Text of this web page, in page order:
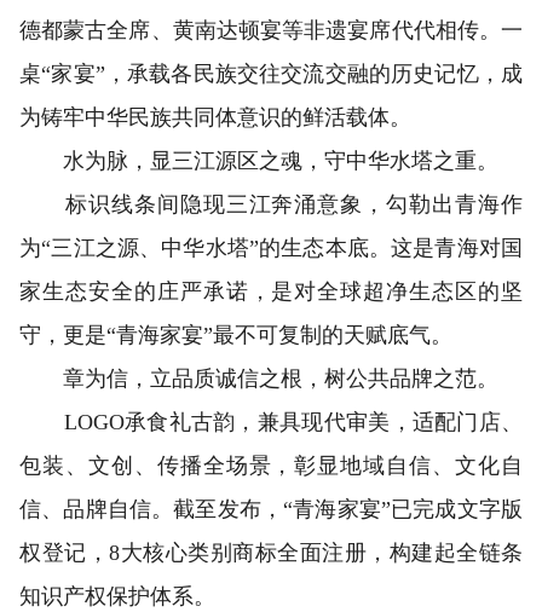
德都蒙古全席、黄南达顿宴等非遗宴席代代相传。一
桌“家宴”，承载各民族交往交流交融的历史记忆，成
为铸牢中华民族共同体意识的鲜活载体。
水为脉，显三江源区之魂，守中华水塔之重。
标识线条间隐现三江奔涌意象，勾勒出青海作
为“三江之源、中华水塔”的生态本底。这是青海对国
家生态安全的庄严承诺，是对全球超净生态区的坚
守，更是“青海家宴”最不可复制的天赋底气。
章为信，立品质诚信之根，树公共品牌之范。
LOGO承食礼古韵，兼具现代审美，适配门店、
包装、文创、传播全场景，彰显地域自信、文化自
信、品牌自信。截至发布，“青海家宴”已完成文字版
权登记，8大核心类别商标全面注册，构建起全链条
知识产权保护体系。